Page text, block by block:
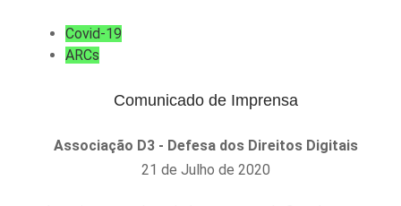
Covid-19
ARCs
Comunicado de Imprensa
Associação D3 - Defesa dos Direitos Digitais
21 de Julho de 2020